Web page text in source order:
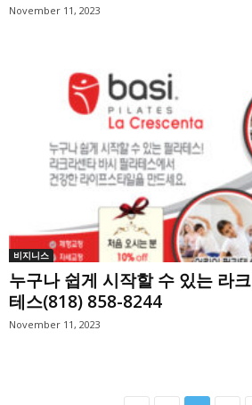
November 11, 2023
비지니스
누구나 쉽게 시작할 수 있는 라
테스(818) 858-8244
November 11, 2023